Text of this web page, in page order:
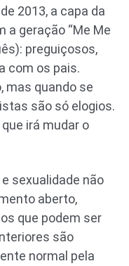
2013, a capa da
a geração “Me Me
preguiçosos,
com os pais.
mas quando se
são só elogios.
irá mudar o
sexualidade não
aberto,
que podem ser
são
normal pela